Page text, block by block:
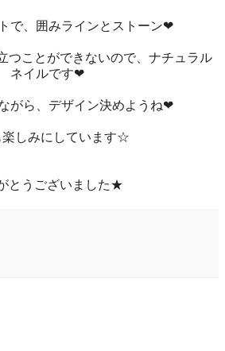
で、囲みラインとストーン❤
つことができないので、ナチュラル
ネイルです❤
がら、デザイン決めようね❤
楽しみにしています☆
とうございました★